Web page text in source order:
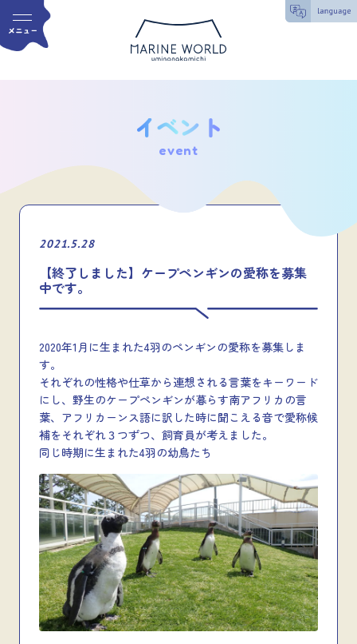
event
2021.5.28
【終了しました】ケープペンギンの愛称を募集
中です。
2020年1月に生まれた4羽のペンギンの愛称を募集しま
す。
それぞれの性格や仕草から連想される言葉をキーワード
にし、野生のケープペンギンが暮らす南アフリカの言
葉、アフリカーンス語に訳した時に聞こえる音で愛称候
補をそれぞれ３つずつ、飼育員が考えました。
同じ時期に生まれた4羽の幼鳥たち